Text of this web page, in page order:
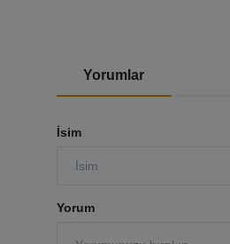
Yorumlar
İsim
Yorum